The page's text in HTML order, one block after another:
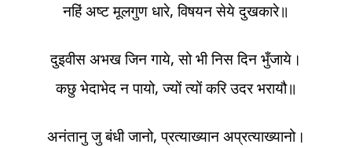
नहिं अष्ट मूलगुण धारे, विषयन सेये दुखकारे॥
दुइवीस अभख जिन गाये, सो भी निस दिन भुँजाये।
कछु भेदाभेद न पायो, ज्यों त्यों करि उदर भरायौ॥
अनंतानु जु बंधी जानो, प्रत्याख्यान अप्रत्याख्यानो।